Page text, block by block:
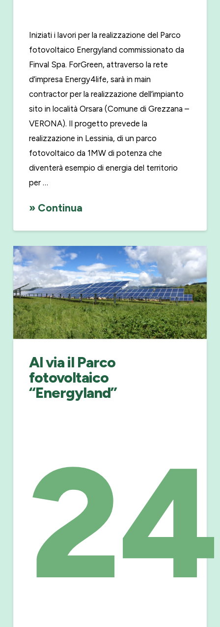
Iniziati i lavori per la realizzazione del Parco
fotovoltaico Energyland commissionato da
Finval Spa. ForGreen, attraverso la rete
d’impresa Energy4life, sarà in main
contractor per la realizzazione dell’impianto
sito in località Orsara (Comune di Grezzana –
VERONA). Il progetto prevede la
realizzazione in Lessinia, di un parco
fotovoltaico da 1MW di potenza che
diventerà esempio di energia del territorio
per …
» Continua
Al via il Parco
fotovoltaico
“Energyland”